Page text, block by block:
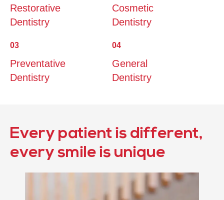
Restorative
Dentistry
Cosmetic
Dentistry
03
Preventative
Dentistry
04
General
Dentistry
Every patient is different,
every smile is unique